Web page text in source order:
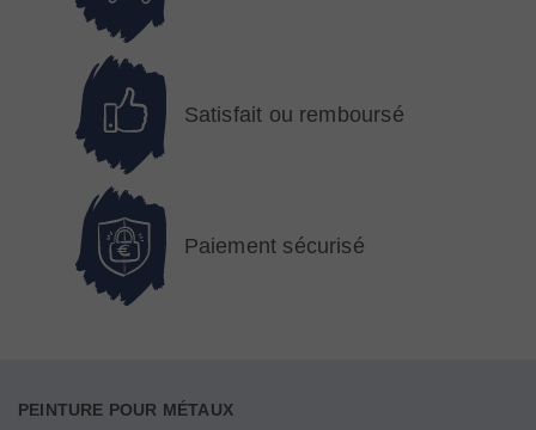
Satisfait ou remboursé
Paiement sécurisé
PEINTURE POUR MÉTAUX